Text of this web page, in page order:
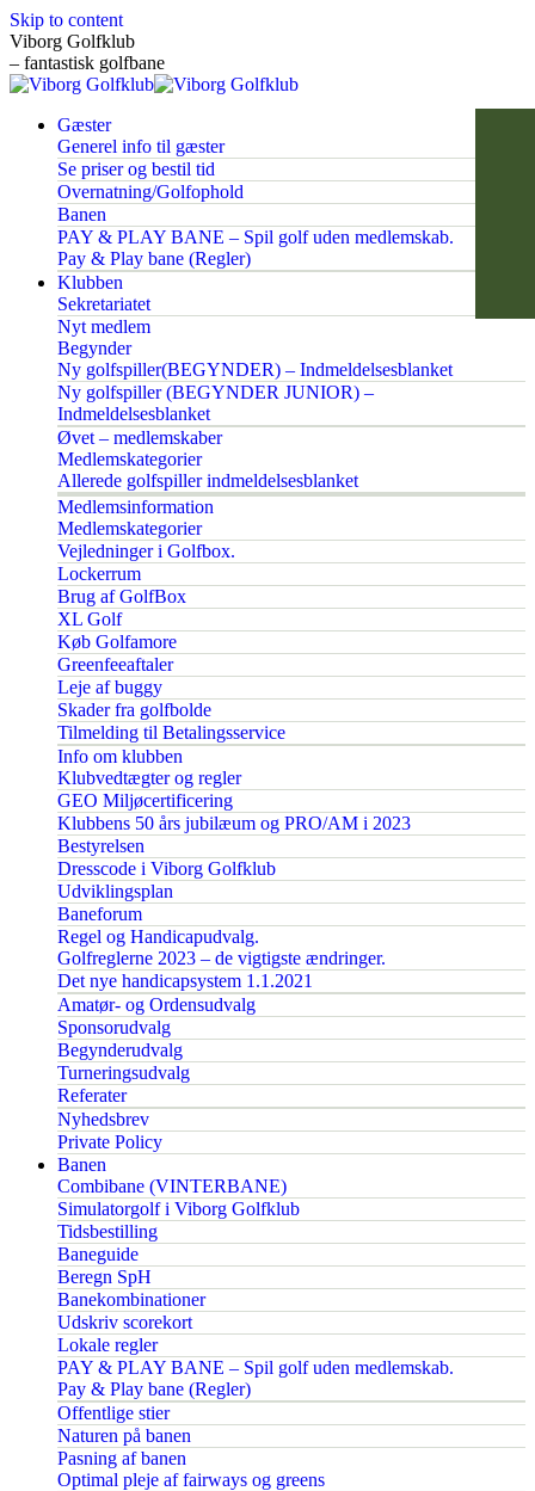
Skip to content
Viborg Golfklub
– fantastisk golfbane
Gæster
Generel info til gæster
Se priser og bestil tid
Overnatning/Golfophold
Banen
PAY & PLAY BANE – Spil golf uden medlemskab.
Pay & Play bane (Regler)
Klubben
Sekretariatet
Nyt medlem
Begynder
Ny golfspiller(BEGYNDER) – Indmeldelsesblanket
Ny golfspiller (BEGYNDER JUNIOR) –
Indmeldelsesblanket
Øvet – medlemskaber
Medlemskategorier
Allerede golfspiller indmeldelsesblanket
Medlemsinformation
Medlemskategorier
Vejledninger i Golfbox.
Lockerrum
Brug af GolfBox
XL Golf
Køb Golfamore
Greenfeeaftaler
Leje af buggy
Skader fra golfbolde
Tilmelding til Betalingsservice
Info om klubben
Klubvedtægter og regler
GEO Miljøcertificering
Klubbens 50 års jubilæum og PRO/AM i 2023
Bestyrelsen
Dresscode i Viborg Golfklub
Udviklingsplan
Baneforum
Regel og Handicapudvalg.
Golfreglerne 2023 – de vigtigste ændringer.
Det nye handicapsystem 1.1.2021
Amatør- og Ordensudvalg
Sponsorudvalg
Begynderudvalg
Turneringsudvalg
Referater
Nyhedsbrev
Private Policy
Banen
Combibane (VINTERBANE)
Simulatorgolf i Viborg Golfklub
Tidsbestilling
Baneguide
Beregn SpH
Banekombinationer
Udskriv scorekort
Lokale regler
PAY & PLAY BANE – Spil golf uden medlemskab.
Pay & Play bane (Regler)
Offentlige stier
Naturen på banen
Pasning af banen
Optimal pleje af fairways og greens